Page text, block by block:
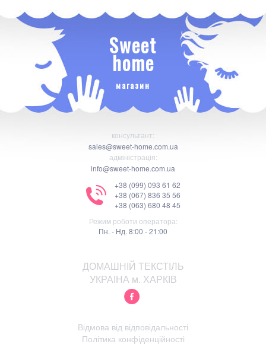
Sweet
home
магазин
консультант:
sales@sweet-home.com.ua
адміністрація:
info@sweet-home.com.ua
+38 (099) 093 61 62
+38 (067) 836 35 56
+38 (063) 680 48 45
Режим роботи оператора:
Пн. - Нд. 8:00 - 21:00
ДОМАШНІЙ ТЕКСТІЛЬ
УКРАІНА м. ХАРКІВ
Відмова від відповідальності
Політика конфіденційності